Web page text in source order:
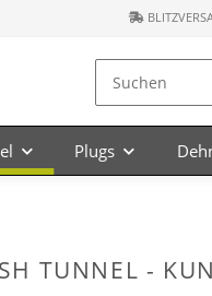
Plugs
TUNNEL -